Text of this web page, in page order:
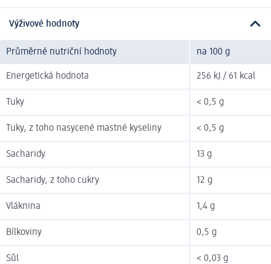
Výživové hodnoty
Průměrné nutriční hodnoty na 100 g
Energetická hodnota 256 kJ / 61 kcal
Tuky < 0,5 g
Tuky, z toho nasycené mastné kyseliny < 0,5 g
Sacharidy 13 g
Sacharidy, z toho cukry 12 g
Vláknina 1,4 g
Bílkoviny 0,5 g
Sůl < 0,03 g